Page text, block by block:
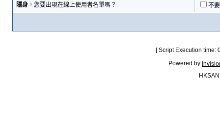
隱身，您要出現在線上使用者名單嗎？ 不
[ Script Execution
Powered by